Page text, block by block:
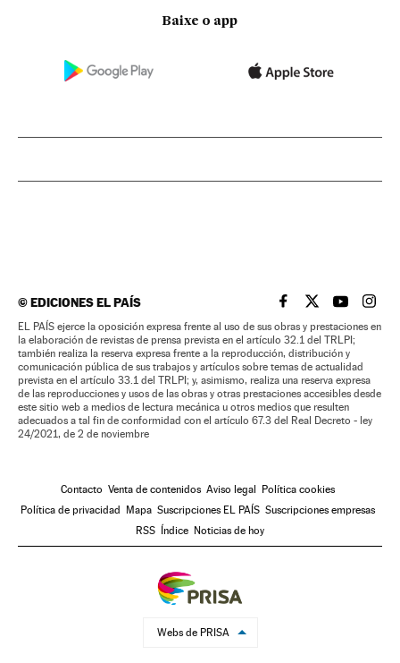
Baixe o app
©EDICIONES EL PAÍS EL PAÍS BRASIL EN
EL PAÍSEL PAÍS
EL
EL PAÍS ejerce la oposición expresa frente al uso de sus obras y prestaciones en
la elaboración de revistas de prensa prevista en el artículo 32.1 del TRLPI;
también realiza la reserva expresa frente a la reproducción, distribución y
comunicación pública de sus trabajos y artículos sobre temas de actualidad
prevista en el artículo 33.1 del TRLPI; y, asimismo, realiza una reserva expresa
de las reproducciones y usos de las obras y otras prestaciones accesibles desde
este sitio web a medios de lectura mecánica u otros medios que resulten
adecuados a tal fin de conformidad con el artículo 67.3 del Real Decreto - ley
24/2021, de 2 de noviembre
Contacto Venta de contenidos Aviso legal Política cookies
Política de privacidad Mapa Suscripciones EL PAÍS Suscripciones empresas
RSS Índice Noticias de hoy
Webs de PRISA